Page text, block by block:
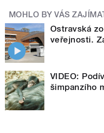
MOHLO BY VÁS
Ostravská
veřejnosti.
VIDEO:
šimpanzího